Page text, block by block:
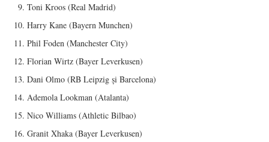
Toni Kroos (Real Madrid)
Harry Kane (Bayern Munchen)
Phil Foden (Manchester City)
Florian Wirtz (Bayer Leverkusen)
Dani Olmo (RB Leipzig și Barcelona)
Ademola Lookman (Atalanta)
Nico Williams (Athletic Bilbao)
Granit Xhaka (Bayer Leverkusen)